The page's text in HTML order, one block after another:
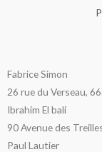
Fabrice Simon
26 rue du Verseau,
Ibrahim El bali
90 Avenue des
Paul Lautier